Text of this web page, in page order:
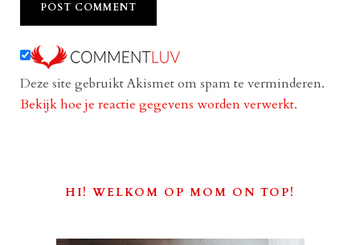
Deze site gebruikt Akismet om spam te verminderen.
Bekijk hoe je reactie gegevens worden verwerkt.
HI! WELKOM OP MOM ON TOP!